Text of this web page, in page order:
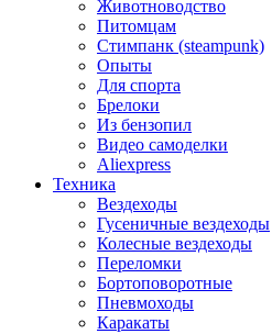
Животноводство
Питомцам
Стимпанк (steampunk)
Опыты
Для спорта
Брелоки
Из бензопил
Видео самоделки
Aliexpress
Техника
Вездеходы
Гусеничные вездеходы
Колесные вездеходы
Переломки
Бортоповоротные
Пневмоходы
Каракаты